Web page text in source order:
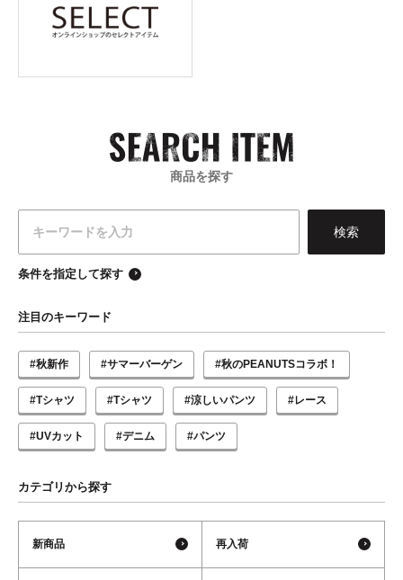
商品を探す
条件を指定して探す
注目のキーワード
#秋新作 #サマーバーゲン #秋のPEANUTSコラボ！
#Tシャツ #Tシャツ #涼しいパンツ #レース
#UVカット #デニム #パンツ
カテゴリから探す
新商品 再入荷